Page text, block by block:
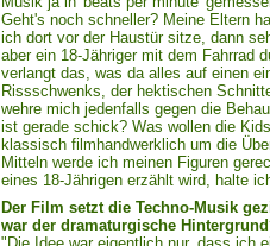
Geht's noch schneller? Meine Eltern
ich dort vor der Haustür sitze, dann
aber ein 18-Jähriger mit dem Fahrrad
verlangt das, was da alles auf einen
Rissschwenks, der hektischen
wehre mich jedenfalls gegen die
ist gerade schick? Was wollen die
klassisch filmhandwerklich um die
Mitteln werde ich meinen Figuren
eines 18-Jährigen erzählt wird, halte
Der Film setzt die Techno-Musik
war der dramaturgische